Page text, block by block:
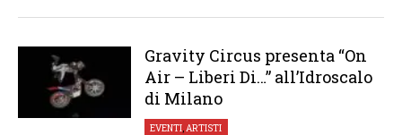
Gravity Circus presenta “On
Air – Liberi Di…” all’Idroscalo
di Milano
EVENTI,ARTISTI